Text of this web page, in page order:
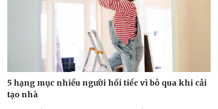
5 hạng mục nhiều người hối tiếc vì bỏ qua khi cải
tạo nhà